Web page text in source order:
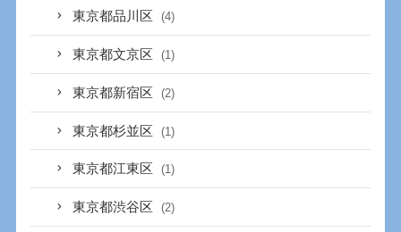
東京都品川区 (4)
東京都文京区 (1)
東京都新宿区 (2)
東京都杉並区 (1)
東京都江東区 (1)
東京都渋谷区 (2)